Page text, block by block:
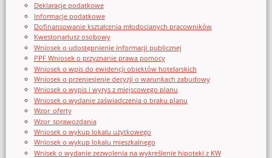
Deklaracje podatkowe
Informacje podatkowe
Dofinansowanie kształcenia młodocianych pracowników
Kwestonariusz osobowy
Wniosek o udostępnienie informacji publicznej
PPF Wniosek o przyznanie prawa pomocy
Wniosek o wpis do ewidencji obiektów hotelarskich
Wniosek o przeniesienie decyzji o warunkach zabudowy
Wniosek o wypis i wyrys z miejscowego planu
Wniosek o wydanie zaświadczenia o braku planu
Wzor_oferty
Wzor_sprawozdania
Wniosek o wykup lokalu użytkowego
Wniosek o wykup lokalu mieszkalnego
Wnisek o wydanie zezwolenia na wykreślenie hipoteki z KW